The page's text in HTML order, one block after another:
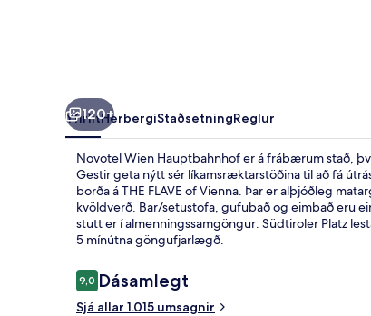
120+
YfirlitHerbergiStaðsetningReglur
Novotel Wien Hauptbahnhof er á frábærum stað,
Gestir geta nýtt sér líkamsræktarstöðina til að fá
borða á THE FLAVE of Vienna. Þar er alþjóðleg
kvöldverð. Bar/setustofa, gufubað og eimbað eru
stutt er í almenningssamgöngur: Südtiroler Platz
5 mínútna göngufjarlægð.
Umsagnir
9,09,0 af 10
Dásamlegt
Sjá allar 1.015 umsagnir